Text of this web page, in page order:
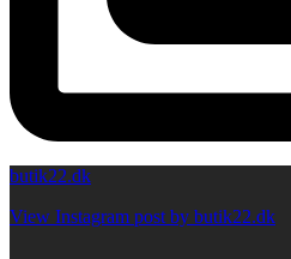
butik22.dk
View Instagram post by butik22.dk